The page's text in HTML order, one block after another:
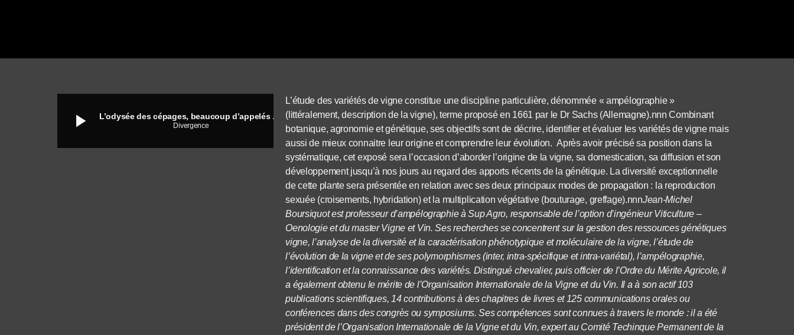
play_arrow Divergence
L’étude des variétés de vigne constitue une discipline particulière, dénommée « ampélographie »
(littéralement, description de la vigne), terme proposé en 1661 par le Dr Sachs (Allemagne).nnn Combinant
botanique, agronomie et génétique, ses objectifs sont de décrire, identifier et évaluer les variétés de vigne mais
aussi de mieux connaitre leur origine et comprendre leur évolution. Après avoir précisé sa position dans la
systématique, cet exposé sera l’occasion d’aborder l’origine de la vigne, sa domestication, sa diffusion et son
développement jusqu’à nos jours au regard des apports récents de la génétique. La diversité exceptionnelle
de cette plante sera présentée en relation avec ses deux principaux modes de propagation : la reproduction
sexuée (croisements, hybridation) et la multiplication végétative (bouturage, greffage).nnnJean-Michel
Boursiquot est professeur d’ampélographie à Sup Agro, responsable de l’option d’ingénieur Viticulture –
Oenologie et du master Vigne et Vin. Ses recherches se concentrent sur la gestion des ressources génétiques
vigne, l’analyse de la diversité et la caractérisation phénotypique et moléculaire de la vigne, l’étude de
l’évolution de la vigne et de ses polymorphismes (inter, intra-spécifique et intra-variétal), l’ampélographie,
l’identification et la connaissance des variétés. Distingué chevalier, puis officier de l’Ordre du Mérite Agricole, il
a également obtenu le mérite de l’Organisation Internationale de la Vigne et du Vin. Il a à son actif 103
publications scientifiques, 14 contributions à des chapitres de livres et 125 communications orales ou
conférences dans des congrès ou symposiums. Ses compétences sont connues à travers le monde : il a été
président de l’Organisation Internationale de la Vigne et du Vin, expert au Comité Techinque Permanent de la